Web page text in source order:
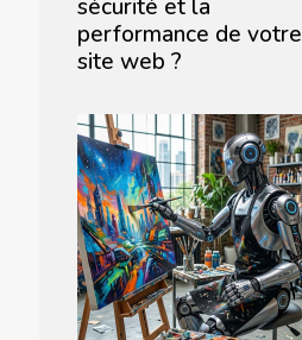
sécurité et la
performance de votre
site web ?